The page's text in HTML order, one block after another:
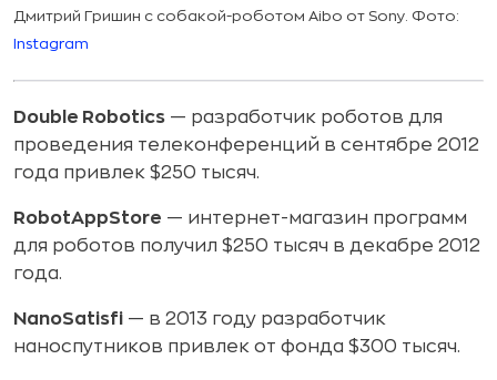
Дмитрий Гришин с собакой-роботом Aibo от Sony. Фото:
Instagram
Double Robotics — разработчик роботов для
проведения телеконференций в сентябре 2012
года привлек $250 тысяч.
RobotAppStore — интернет-магазин программ
для роботов получил $250 тысяч в декабре 2012
года.
NanoSatisfi — в 2013 году разработчик
наноспутников привлек от фонда $300 тысяч.